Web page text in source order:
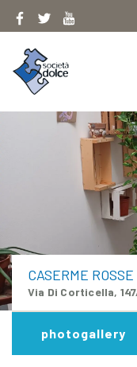
CASERME ROSSE
Via Di Corticella,
photogallery